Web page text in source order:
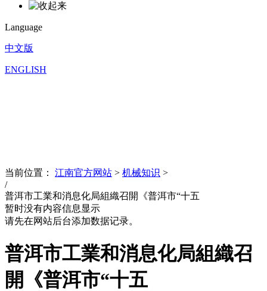
Language
中文版
ENGLISH
当前位置： 江南官方网站 > 机械知识 >
/
普洱市工業和消息化局組織召開《普洱市“十五
暂时没有内容信息显示
请先在网站后台添加数据记录。
普洱市工業和消息化局組織召
開《普洱市“十五